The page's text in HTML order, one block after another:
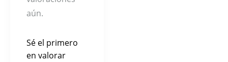
aún.
Sé el primero
en valorar